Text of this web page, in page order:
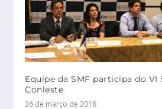
Equipe da SMF participa do VI
Conleste
26 de março de 2018